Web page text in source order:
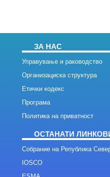
ЗА НАС
Управување и раководство
Организациска структура
Етички кодекс
Програма
Политика на приватност
ОСТАНАТИ
Собрание на Република
IOSCO